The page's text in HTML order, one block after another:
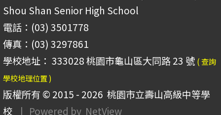
Shou Shan Senior High School
電話：(03) 3501778
傳真：(03) 3297861
學校地址： 333028 桃園市龜山區大同路 23 號 ( 查詢
學校地理位置 )
版權所有 © 2015 - 2026 桃園市立壽山高級中等學
校
| Powered by NetView